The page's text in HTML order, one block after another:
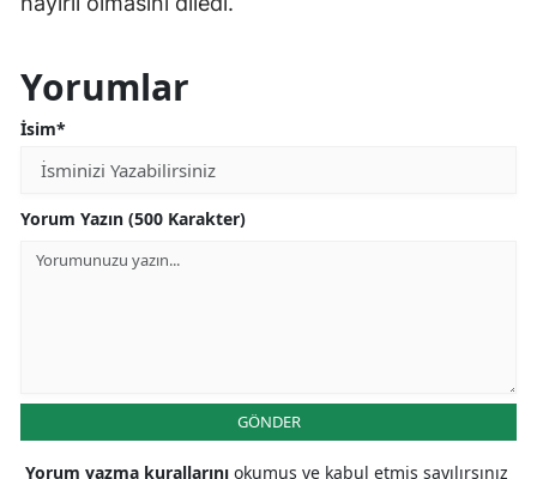
Yorumlar
İsim*
Yorum Yazın (500 Karakter)
GÖNDER
Yorum yazma kurallarını okumuş ve kabul etmiş sayılırsınız